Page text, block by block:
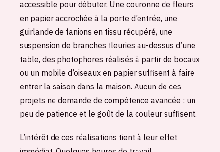
accessible pour débuter. Une couronne de fleurs
en papier accrochée à la porte d’entrée, une
guirlande de fanions en tissu récupéré, une
suspension de branches fleuries au-dessus d’une
table, des photophores réalisés à partir de bocaux
ou un mobile d’oiseaux en papier suffisent à faire
entrer la saison dans la maison. Aucun de ces
projets ne demande de compétence avancée : un
peu de patience et le goût de la couleur suffisent.
L’intérêt de ces réalisations tient à leur effet